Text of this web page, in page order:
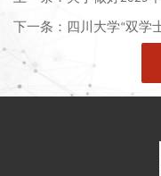
下一条： 四川大学“双学